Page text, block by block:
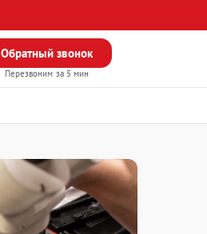
Обратный звонок
Перезвоним за 5 мин